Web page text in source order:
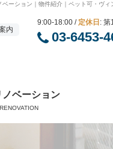
ーション｜物件紹介｜ペット可・ヴ
内
9:00-18:00 / 定休日 : 第
03-6453-
ノベーション